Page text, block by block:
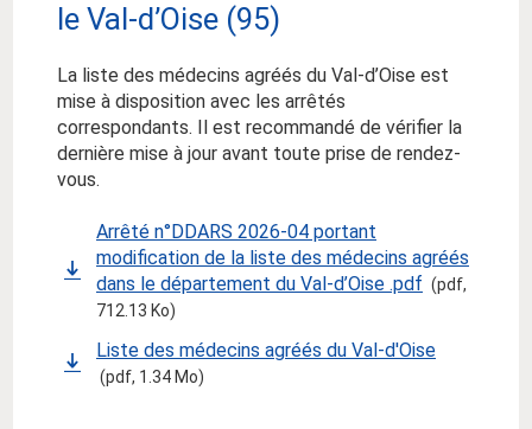
le Val-d’Oise (95)
La liste des médecins agréés du Val-d’Oise est
mise à disposition avec les arrêtés
correspondants. Il est recommandé de vérifier la
dernière mise à jour avant toute prise de rendez-
vous.
Arrêté n°DDARS 2026-04 portant
modification de la liste des médecins agréés
dans le département du Val-d’Oise .pdf (pdf,
712.13 Ko)
Liste des médecins agréés du Val-d'Oise
(pdf, 1.34 Mo)